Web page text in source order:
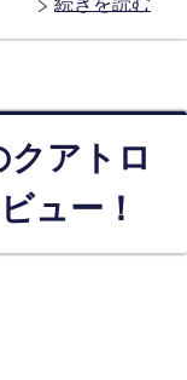
クアトロ
ュー！